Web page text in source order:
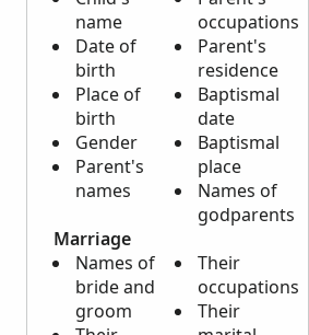
name
Date of
birth
Place of
birth
Gender
Parent's
names
occupations
Parent's
residence
Baptismal
date
Baptismal
place
Names of
godparents
Marriage
Names of
bride and
groom
Their
occupations
Their